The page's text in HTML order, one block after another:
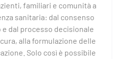
familiari e comunità a
sanitaria: dal consenso
dal processo decisionale
alla formulazione delle
Solo così è possibile